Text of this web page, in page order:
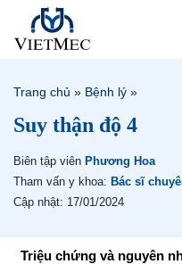
Trang chủ » Bệnh lý »
Suy thận độ 4
Biên tập viên Phương Hoa
Tham vấn y khoa: Bác sĩ
Cập nhật: 17/01/2024
Triệu chứng và nguyên